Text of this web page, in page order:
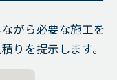
がら必要な施工を
りを提示します。